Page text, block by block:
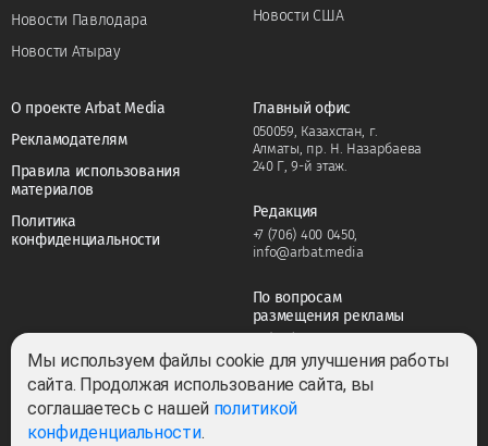
Новости Павлодара
Новости Атырау
Новости США
О проекте Arbat Media
Рекламодателям
Правила использования
материалов
Политика
конфиденциальности
Главный офис
050059, Казахстан, г.
Алматы, пр. Н. Назарбаева
240 Г, 9-й этаж.
Редакция
+7 (706) 400 0450,
info@arbat.media
По вопросам
размещения рекламы
adv@arbat.media
Мы используем файлы cookie для улучшения работы
сайта. Продолжая использование сайта, вы
соглашаетесь с нашей политикой
конфиденциальности.